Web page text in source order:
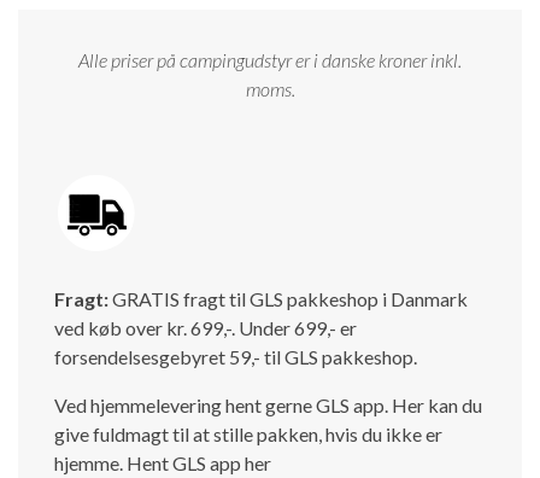
Alle priser på campingudstyr er i danske kroner inkl.
moms.
Fragt:GRATIS fragt til GLS pakkeshop i Danmark
ved køb over kr. 699,-. Under 699,- er
forsendelsesgebyret 59,- til GLS pakkeshop.
Ved hjemmelevering hent gerne GLS app. Her kan du
give fuldmagt til at stille pakken, hvis du ikke er
hjemme. Hent GLS app her